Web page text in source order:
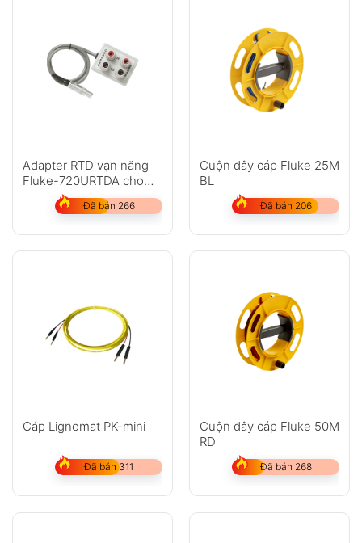
Adapter RTD vạn năng
Fluke-720URTDA cho
Fluke 721 và 719Pro
Đã bán 266
Cuộn dây cáp Fluke 25M
BL
Đã bán 206
Cáp Lignomat PK-mini
Đã bán 311
Cuộn dây cáp Fluke 50M
RD
Đã bán 268